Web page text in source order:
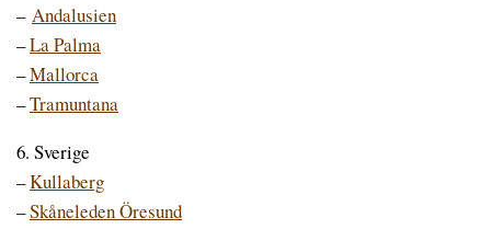
– Andalusien
–La Palma
–Mallorca
–Tramuntana
6. Sverige
–Kullaberg
–Skåneleden Öresund